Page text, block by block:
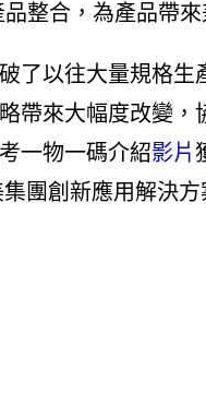
整合，為產品帶
了以往大量規格
帶來大幅度改變
一物一碼介紹影片
團創新應用解決方